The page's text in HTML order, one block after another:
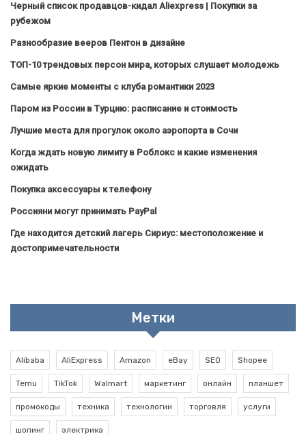
Черный список продавцов-кидал Aliexpress | Покупки за
рубежом
Разнообразие вееров Пентон в дизайне
ТОП-10 трендовых персон мира, которых слушает молодежь
Самые яркие моменты с клуба романтики 2023
Паром из России в Турцию: расписание и стоимость
Лучшие места для прогулок около аэропорта в Сочи
Когда ждать новую лимиту в Роблокс и какие изменения
ожидать
Покупка аксессуары к телефону
Россияни могут принимать PayPal
Где находится детский лагерь Сириус: местоположение и
достопримечательности
Метки
Alibaba AliExpress Amazon eBay SEO Shopee
Temu TikTok Walmart маркетинг онлайн планшет
промокоды техника технологии торговля услуги
шопинг электрика